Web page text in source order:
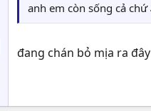
anh em còn sống cả chứ
đang chán bỏ mịa ra đây